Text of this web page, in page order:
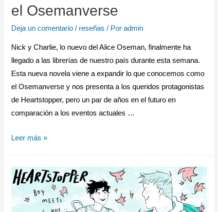
el Osemanverse
Deja un comentario / reseñas / Poradmin
Nick y Charlie, lo nuevo del Alice Oseman, finalmente ha
llegado a las librerías de nuestro país durante esta semana.
Esta nueva novela viene a expandir lo que conocemos como
el Osemanverse y nos presenta a los queridos protagonistas
de Heartstopper, pero un par de años en el futuro en
comparación a los eventos actuales …
Leer más »